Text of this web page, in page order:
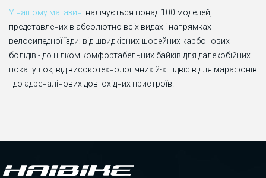
У нашому магазині налічується понад 100 моделей,
представлених в абсолютно всіх видах і напрямках
велосипедної їзди: від швидкісних шосейних карбонових
болідів - до цілком комфортабельних байків для далекобійних
покатушок; від високотехнологічних 2-х підвісів для марафонів
- до адреналінових довгохідних пристроїв.